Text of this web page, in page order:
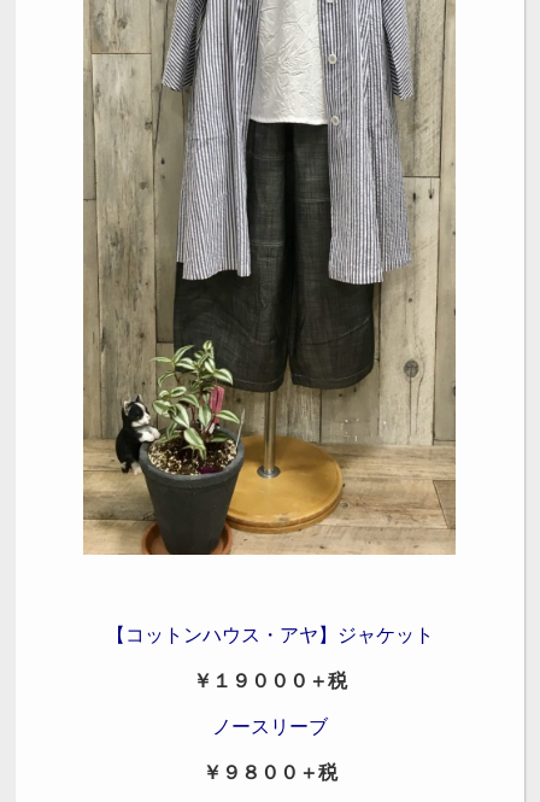
【コットンハウス・アヤ】ジャケット
￥１９０００＋税
ノースリーブ
￥９８００＋税